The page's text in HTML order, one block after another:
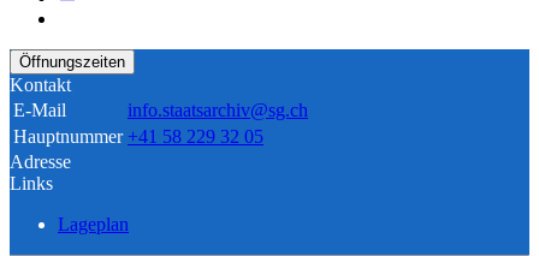
Öffnungszeiten
Kontakt
E-Mail
info.staatsarchiv@sg.ch
Hauptnummer +41 58 229 32 05
Adresse
Links
Lageplan